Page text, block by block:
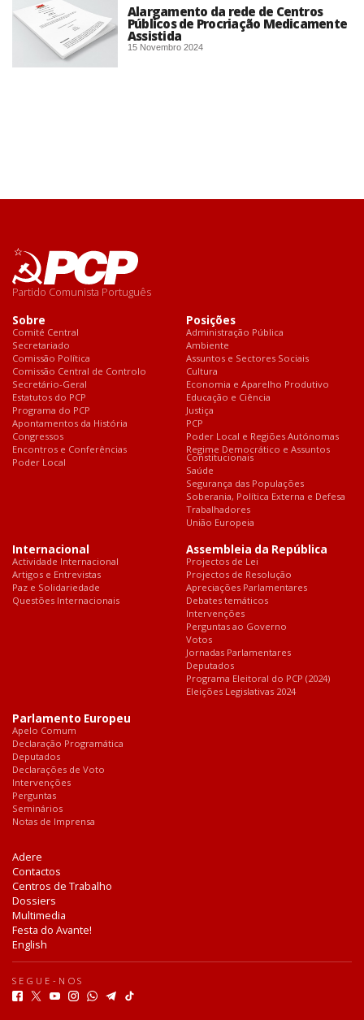
Alargamento da rede de Centros
Públicos de Procriação Medicamente
Assistida
15 Novembro 2024
Partido Comunista Português
Sobre
Comité Central
Secretariado
Comissão Política
Comissão Central de Controlo
Secretário-Geral
Estatutos do PCP
Programa do PCP
Apontamentos da História
Congressos
Encontros e Conferências
Poder Local
Posições
Administração Pública
Ambiente
Assuntos e Sectores Sociais
Cultura
Economia e Aparelho Produtivo
Educação e Ciência
Justiça
PCP
Poder Local e Regiões Autónomas
Regime Democrático e Assuntos
Constitucionais
Saúde
Segurança das Populações
Soberania, Política Externa e Defesa
Trabalhadores
União Europeia
Internacional
Actividade Internacional
Artigos e Entrevistas
Paz e Solidariedade
Questões Internacionais
Assembleia da República
Projectos de Lei
Projectos de Resolução
Apreciações Parlamentares
Debates temáticos
Intervenções
Perguntas ao Governo
Votos
Jornadas Parlamentares
Deputados
Programa Eleitoral do PCP (2024)
Eleições Legislativas 2024
Parlamento Europeu
Apelo Comum
Declaração Programática
Deputados
Declarações de Voto
Intervenções
Perguntas
Seminários
Notas de Imprensa
Adere
Contactos
Centros de Trabalho
Dossiers
Multimedia
Festa do Avante!
English
SEGUE-NOS
F T I W T T